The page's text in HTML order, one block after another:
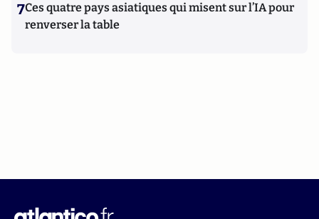
7Ces quatre pays asiatiques qui misent sur l’IA pour
renverser la table